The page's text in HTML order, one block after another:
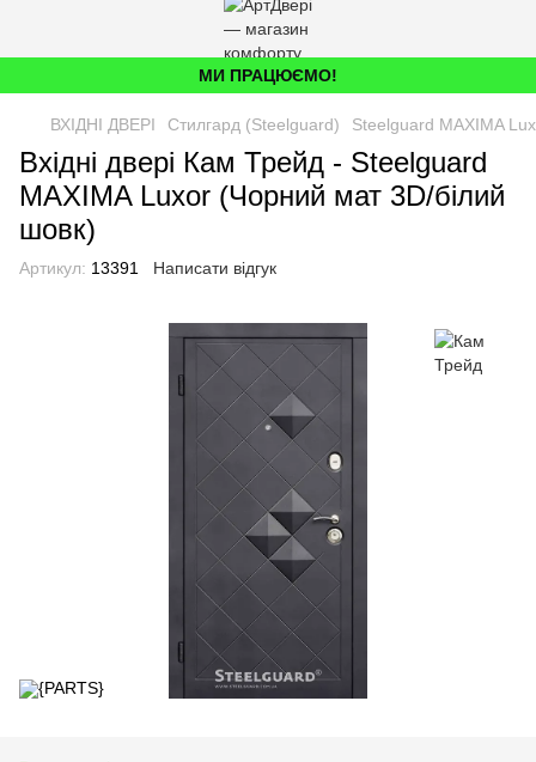
МИ ПРАЦЮЄМО!
ВХІДНІ ДВЕРІ Стилгард (Steelguard) Steelguard MAXIMA
Вхідні двері Кам Трейд - Steelguard
MAXIMA Luxor (Чорний мат 3D/білий
шовк)
Артикул: 13391 Написати відгук